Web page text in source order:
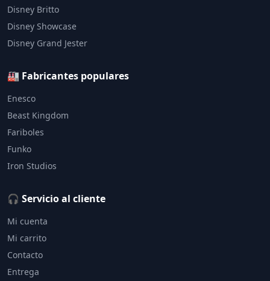
Disney Britto
Disney Showcase
Disney Grand Jester
🏭 Fabricantes populares
Enesco
Beast Kingdom
Fariboles
Funko
Iron Studios
🎧 Servicio al cliente
Mi cuenta
Mi carrito
Contacto
Entrega